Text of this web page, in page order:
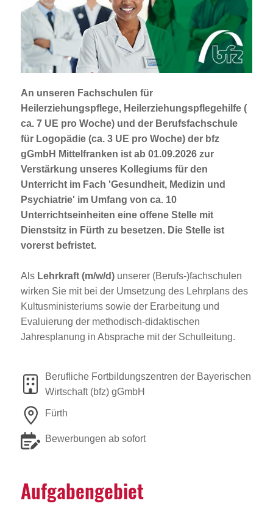
Jobportal
Presse und Medien
bbw e. V.
Karriere
Presse
News Archiv
An unseren Fachschulen für
Heilerziehungspflege, Heilerziehungspflegehilfe (
ca. 7 UE pro Woche) und der Berufsfachschule
für Logopädie (ca. 3 UE pro Woche) der bfz
gGmbH Mittelfranken ist ab 01.09.2026 zur
Verstärkung unseres Kollegiums für den
Unterricht im Fach 'Gesundheit, Medizin und
Psychiatrie' im Umfang von ca. 10
Unterrichtseinheiten eine offene Stelle mit
Dienstsitz in Fürth zu besetzen. Die Stelle ist
vorerst befristet.
Als Lehrkraft (m/w/d) unserer (Berufs-)fachschulen
wirken Sie mit bei der Umsetzung des Lehrplans des
Kultusministeriums sowie der Erarbeitung und
Evaluierung der methodisch-didaktischen
Jahresplanung in Absprache mit der Schulleitung.
Berufliche Fortbildungszentren der Bayerischen
Wirtschaft (bfz) gGmbH
Fürth
Bewerbungen ab sofort
Aufga­ben­ge­biet